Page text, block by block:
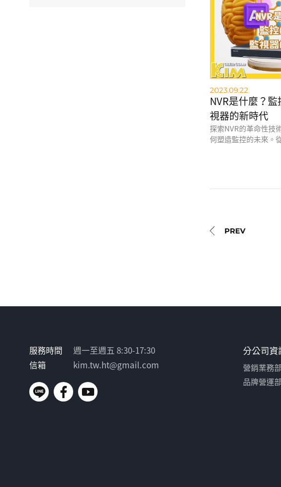
在未配置光纖電纜
使用ADSL或VDSL
或者是衛星網路和固
（FWA）等其他方
技術雖然在速度和
但仍能提供可靠的網
未來，隨著光纖網路
頻網路速度和品質將
2023.09.22
NVR是什麼？
視器的新時代
探索NVR的革命性技
何塑造監控的未來。
服務時間
週一至週五 8:30-17:30
信箱
kim.tw.ht@gmail.com
分公司資
營銷業務部
品牌營運部